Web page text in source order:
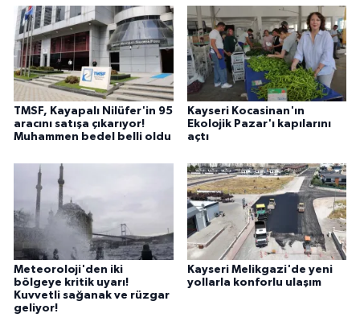
TMSF, Kayapalı Nilüfer'in 95
aracını satışa çıkarıyor!
Muhammen bedel belli oldu
Kayseri Kocasinan'ın
Ekolojik Pazar'ı kapılarını
açtı
Meteoroloji'den iki
bölgeye kritik uyarı!
Kuvvetli sağanak ve rüzgar
geliyor!
Kayseri Melikgazi'de yeni
yollarla konforlu ulaşım